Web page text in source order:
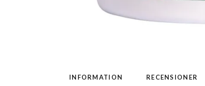
INFORMATION RECENSIONER